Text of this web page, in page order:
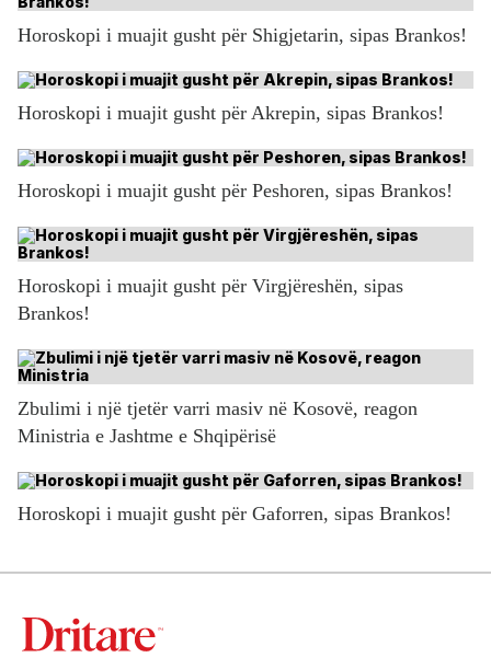
Horoskopi i muajit gusht për Shigjetarin, sipas Brankos!
Horoskopi i muajit gusht për Akrepin, sipas Brankos!
Horoskopi i muajit gusht për Peshoren, sipas Brankos!
Horoskopi i muajit gusht për Virgjëreshën, sipas
Brankos!
Zbulimi i një tjetër varri masiv në Kosovë, reagon
Ministria e Jashtme e Shqipërisë
Horoskopi i muajit gusht për Gaforren, sipas Brankos!